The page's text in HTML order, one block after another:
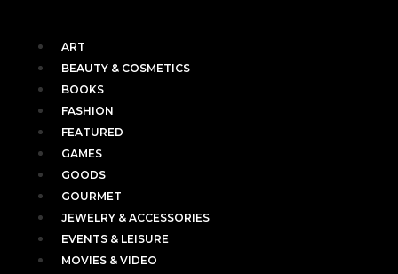
ART
BEAUTY & COSMETICS
BOOKS
FASHION
FEATURED
GAMES
GOODS
GOURMET
JEWELRY & ACCESSORIES
EVENTS & LEISURE
MOVIES & VIDEO